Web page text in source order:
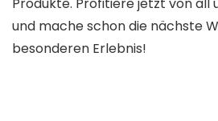
Produkte. Profitiere jetzt von all
und mache schon die nächste
besonderen Erlebnis!